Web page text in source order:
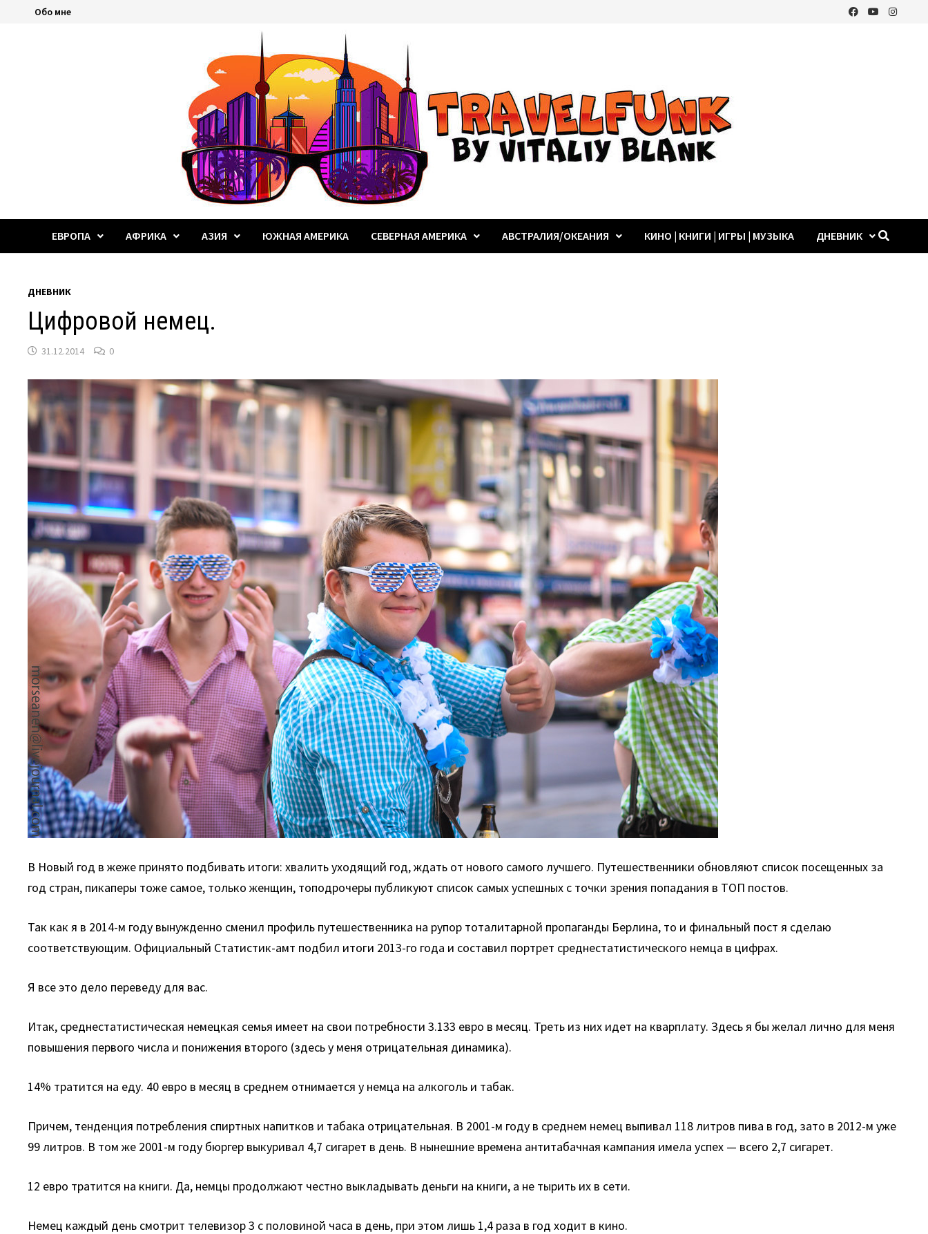
ПерейтиОбо мне
ЕВРОПА АФРИКА АЗИЯ ЮЖНАЯ АМЕРИКА СЕВЕРНАЯ АМЕРИКА АВСТРАЛИЯ/ОКЕАНИЯ КИНО | КНИГИ | ИГРЫ | МУЗЫКА ДНЕВНИК
ДНЕВНИК
Цифровой немец.
31.12.2014 0
В Новый год в жеже принято подбивать итоги: хвалить уходящий год, ждать от нового самого лучшего. Путешественники обновляют список посещенных за
год стран, пикаперы тоже самое, только женщин, топодрочеры публикуют список самых успешных с точки зрения попадания в ТОП постов.
Так как я в 2014-м году вынужденно сменил профиль путешественника на рупор тоталитарной пропаганды Берлина, то и финальный пост я сделаю
соответствующим. Официальный Статистик-амт подбил итоги 2013-го года и составил портрет среднестатистического немца в цифрах.
Я все это дело переведу для вас.
Итак, среднестатистическая немецкая семья имеет на свои потребности 3.133 евро в месяц. Треть из них идет на кварплату. Здесь я бы желал лично для меня
повышения первого числа и понижения второго (здесь у меня отрицательная динамика).
14% тратится на еду. 40 евро в месяц в среднем отнимается у немца на алкоголь и табак.
Причем, тенденция потребления спиртных напитков и табака отрицательная. В 2001-м году в среднем немец выпивал 118 литров пива в год, зато в 2012-м уже
99 литров. В том же 2001-м году бюргер выкуривал 4,7 сигарет в день. В нынешние времена антитабачная кампания имела успех — всего 2,7 сигарет.
12 евро тратится на книги. Да, немцы продолжают честно выкладывать деньги на книги, а не тырить их в сети.
Немец каждый день смотрит телевизор 3 с половиной часа в день, при этом лишь 1,4 раза в год ходит в кино.